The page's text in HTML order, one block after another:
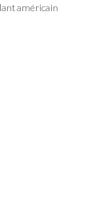
américain